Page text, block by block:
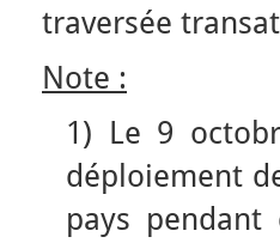
traversée
Note :
1) Le 9
déploiement
pays pendant